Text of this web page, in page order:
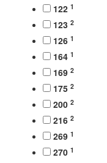
122 1
123 2
126 1
164 1
169 2
175 2
200 2
216 2
269 1
270 1